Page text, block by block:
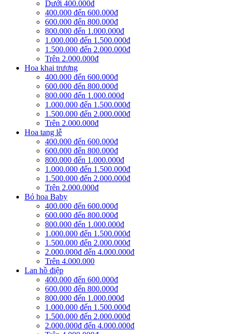
Dưới 400.000đ
400.000 đến 600.000đ
600.000 đến 800.000đ
800.000 đến 1.000.000đ
1.000.000 đến 1.500.000đ
1.500.000 đến 2.000.000đ
Trên 2.000.000đ
Hoa khai trương
400.000 đến 600.000đ
600.000 đến 800.000đ
800.000 đến 1.000.000đ
1.000.000 đến 1.500.000đ
1.500.000 đến 2.000.000đ
Trên 2.000.000đ
Hoa tang lễ
400.000 đến 600.000đ
600.000 đến 800.000đ
800.000 đến 1.000.000đ
1.000.000 đến 1.500.000đ
1.500.000 đến 2.000.000đ
Trên 2.000.000đ
Bó hoa Baby
400.000 đến 600.000đ
600.000 đến 800.000đ
800.000 đến 1.000.000đ
1.000.000 đến 1.500.000đ
1.500.000 đến 2.000.000đ
2.000.000đ đến 4.000.000đ
Trên 4.000.000
Lan hồ điệp
400.000 đến 600.000đ
600.000 đến 800.000đ
800.000 đến 1.000.000đ
1.000.000 đến 1.500.000đ
1.500.000 đến 2.000.000đ
2.000.000đ đến 4.000.000đ